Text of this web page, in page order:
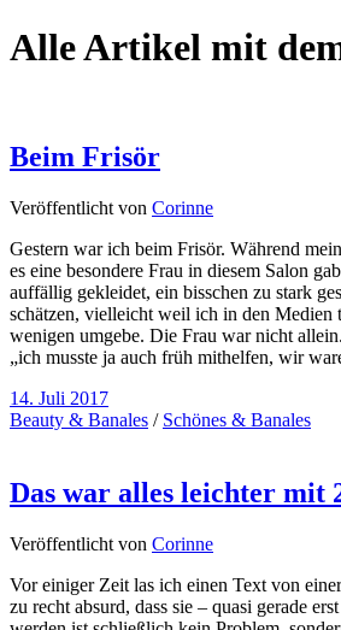
Alle Artikel mit
Beim Frisör
Veröffentlicht von Corinne
Gestern war ich beim Frisör. Während
es eine besondere Frau in diesem Salon
auffällig gekleidet, ein bisschen zu stark
schätzen, vielleicht weil ich in den
wenigen umgebe. Die Frau war nicht
„ich musste ja auch früh mithelfen, wir
14. Juli 2017
Beauty & Banales / Schönes & Banales
Das war alles leichter mit
Veröffentlicht von Corinne
Vor einiger Zeit las ich einen Text von
zu recht absurd, dass sie – quasi gerade